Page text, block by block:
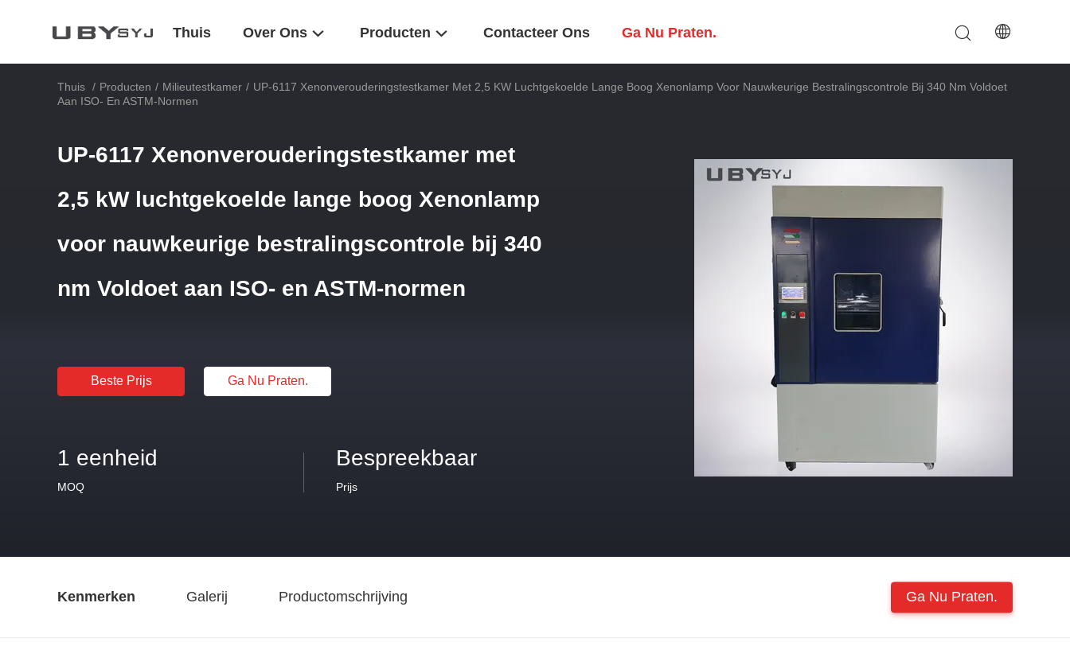
Thuis Over Ons Producten Contacteer Ons Ga Nu Praten.
Thuis / Producten / Milieutestkamer / UP-6117 Xenonverouderingstestkamer Met 2,5 KW Luchtgekoelde Lange Boog Xenonlamp Voor Nauwkeurige Bestralingscontrole Bij 340 Nm Voldoet
Aan ISO- En ASTM-Normen
UP-6117 Xenonverouderingstestkamer met
2,5 kW luchtgekoelde lange boog Xenonlamp
voor nauwkeurige bestralingscontrole bij 340
nm Voldoet aan ISO- en ASTM-normen
Beste Prijs Ga Nu Praten.
1 eenheid
MOQ
Bespreekbaar
Prijs
Kenmerken Galerij Productomschrijving Ga Nu Praten.